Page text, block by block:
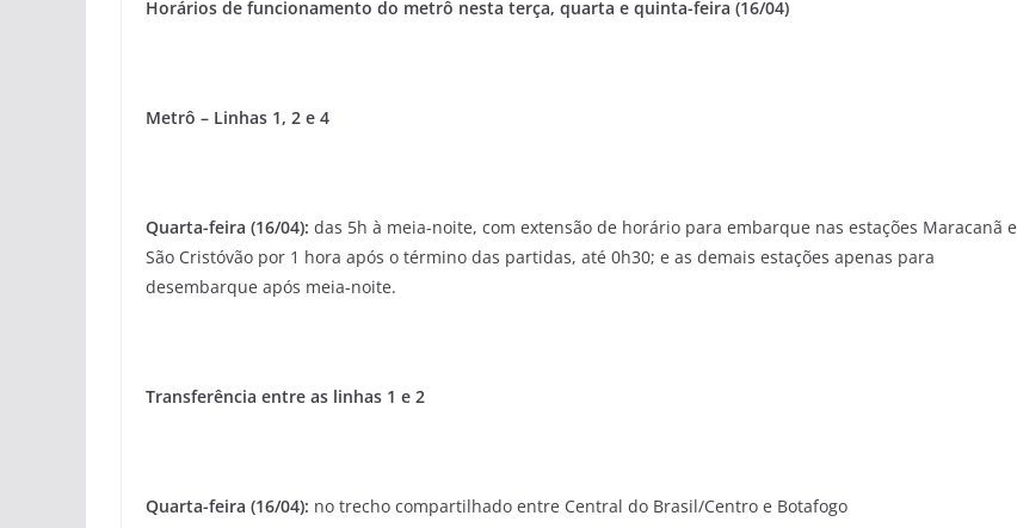
Horários de funcionamento do metrô nesta terça, quarta e quinta-feira (16/04)
Metrô – Linhas 1, 2 e 4
Quarta-feira (16/04): das 5h à meia-noite, com extensão de horário para embarque nas estações Maracanã e
São Cristóvão por 1 hora após o término das partidas, até 0h30; e as demais estações apenas para
desembarque após meia-noite.
Transferência entre as linhas 1 e 2
Quarta-feira (16/04): no trecho compartilhado entre Central do Brasil/Centro e Botafogo